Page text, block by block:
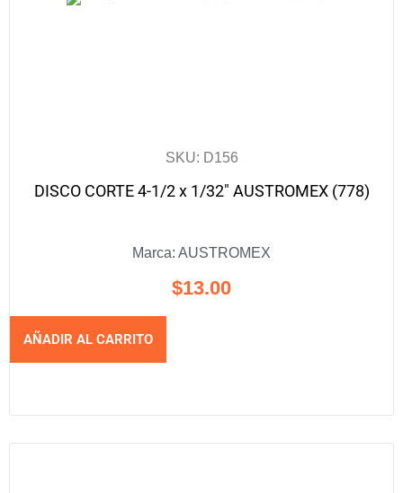
SKU: D156
DISCO CORTE 4-1/2 x 1/32″ AUSTROMEX (778)
Marca: AUSTROMEX
$13.00
AÑADIR AL CARRITO